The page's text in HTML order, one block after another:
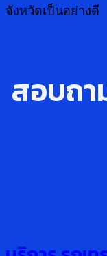
จังหวัดเป็นอย่างดี
สอบถา